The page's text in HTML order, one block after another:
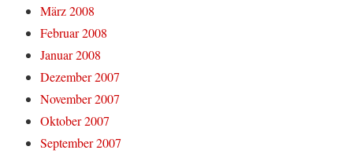
März 2008
Februar 2008
Januar 2008
Dezember 2007
November 2007
Oktober 2007
September 2007